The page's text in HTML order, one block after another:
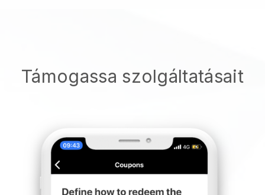
Támogassa szolgáltatásait